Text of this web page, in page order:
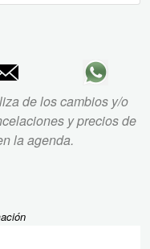
de los cambios y/o
y precios de
la agenda.